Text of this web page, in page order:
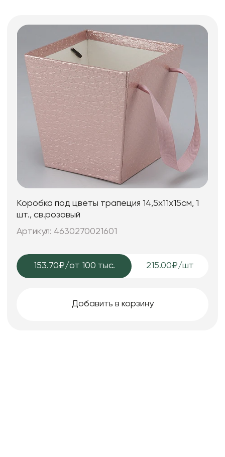
Коробка под цветы трапеция 14,5x11х15см, 1
шт., св.розовый
Артикул: 4630270021601
153.70₽/от 100 тыс. 215.00₽/шт
Добавить в корзину